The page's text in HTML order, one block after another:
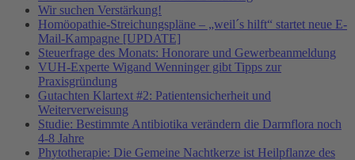
Wir suchen Verstärkung!
Homöopathie-Streichungspläne – „weil´s hilft“ startet neue E-
Mail-Kampagne [UPDATE]
Steuerfrage des Monats: Honorare und Gewerbeanmeldung
VUH-Experte Wigand Wenninger gibt Tipps zur
Praxisgründung
Gutachten Klartext #2: Patientensicherheit und
Weiterverweisung
Studie: Bestimmte Antibiotika verändern die Darmflora noch
4-8 Jahre
Phytotherapie: Die Gemeine Nachtkerze ist Heilpflanze des